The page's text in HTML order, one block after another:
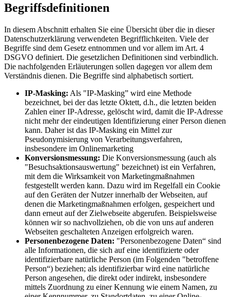
Begriffsdefinitionen
In diesem Abschnitt erhalten Sie eine Übersicht über die in dieser
Datenschutzerklärung verwendeten Begrifflichkeiten. Viele der
Begriffe sind dem Gesetz entnommen und vor allem im Art. 4
DSGVO definiert. Die gesetzlichen Definitionen sind verbindlich.
Die nachfolgenden Erläuterungen sollen dagegen vor allem dem
Verständnis dienen. Die Begriffe sind alphabetisch sortiert.
IP-Masking: Als "IP-Masking” wird eine Methode
bezeichnet, bei der das letzte Oktett, d.h., die letzten beiden
Zahlen einer IP-Adresse, gelöscht wird, damit die IP-Adresse
nicht mehr der eindeutigen Identifizierung einer Person dienen
kann. Daher ist das IP-Masking ein Mittel zur
Pseudonymisierung von Verarbeitungsverfahren,
insbesondere im Onlinemarketing
Konversionsmessung: Die Konversionsmessung (auch als
"Besuchsaktionsauswertung" bezeichnet) ist ein Verfahren,
mit dem die Wirksamkeit von Marketingmaßnahmen
festgestellt werden kann. Dazu wird im Regelfall ein Cookie
auf den Geräten der Nutzer innerhalb der Webseiten, auf
denen die Marketingmaßnahmen erfolgen, gespeichert und
dann erneut auf der Zielwebseite abgerufen. Beispielsweise
können wir so nachvollziehen, ob die von uns auf anderen
Webseiten geschalteten Anzeigen erfolgreich waren.
Personenbezogene Daten: "Personenbezogene Daten“ sind
alle Informationen, die sich auf eine identifizierte oder
identifizierbare natürliche Person (im Folgenden "betroffene
Person“) beziehen; als identifizierbar wird eine natürliche
Person angesehen, die direkt oder indirekt, insbesondere
mittels Zuordnung zu einer Kennung wie einem Namen, zu